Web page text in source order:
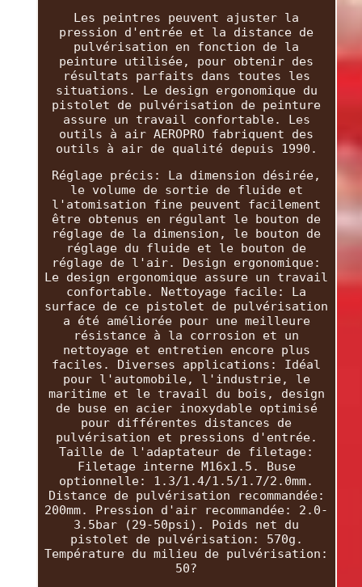
Les peintres peuvent ajuster la
pression d'entrée et la distance de
pulvérisation en fonction de la
peinture utilisée, pour obtenir des
résultats parfaits dans toutes les
situations. Le design ergonomique du
pistolet de pulvérisation de peinture
assure un travail confortable. Les
outils à air AEROPRO fabriquent des
outils à air de qualité depuis 1990.
Réglage précis: La dimension désirée,
le volume de sortie de fluide et
l'atomisation fine peuvent facilement
être obtenus en régulant le bouton de
réglage de la dimension, le bouton de
réglage du fluide et le bouton de
réglage de l'air. Design ergonomique:
Le design ergonomique assure un travail
confortable. Nettoyage facile: La
surface de ce pistolet de pulvérisation
a été améliorée pour une meilleure
résistance à la corrosion et un
nettoyage et entretien encore plus
faciles. Diverses applications: Idéal
pour l'automobile, l'industrie, le
maritime et le travail du bois, design
de buse en acier inoxydable optimisé
pour différentes distances de
pulvérisation et pressions d'entrée.
Taille de l'adaptateur de filetage:
Filetage interne M16x1.5. Buse
optionnelle: 1.3/1.4/1.5/1.7/2.0mm.
Distance de pulvérisation recommandée:
200mm. Pression d'air recommandée: 2.0-
3.5bar (29-50psi). Poids net du
pistolet de pulvérisation: 570g.
Température du milieu de pulvérisation:
50?